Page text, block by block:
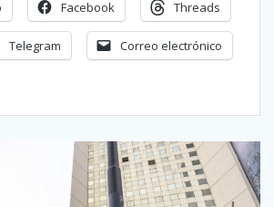
Facebook Threads
Telegram Correo electrónico